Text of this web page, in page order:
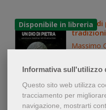
Informativa sull'utilizzo
Questo sito web utilizza
tracciamento per
navigazione, mostrarti
Un dio
Massimo
editore:
anno
17,00 €